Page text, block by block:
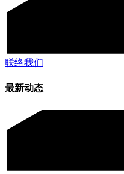
联络我们
最新动态